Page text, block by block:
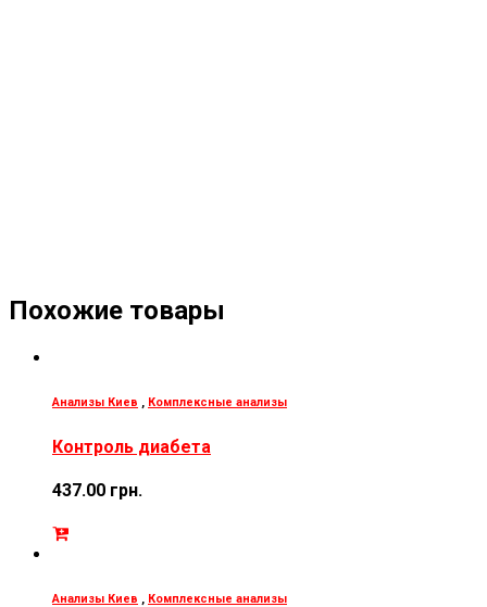
Похожие товары
Анализы Киев Комплексные анализы
Контроль диабета
437.00 грн.
Анализы Киев , Комплексные анализы